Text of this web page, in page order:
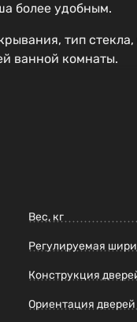
более удобным.
тип
ванной комнаты.
Вес, кг
Регулируемая
Конструкция
Ориентация дверей